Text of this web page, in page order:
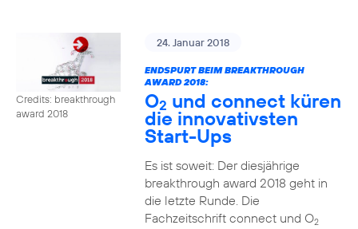
Credits: breakthrough
award 2018
24. Januar 2018
ENDSPURT BEIM BREAKTHROUGH
AWARD 2018:
O2 und connect küren
die innovativsten
Start-Ups
Es ist soweit: Der diesjährige
breakthrough award 2018 geht in
die letzte Runde. Die
Fachzeitschrift connect und O2